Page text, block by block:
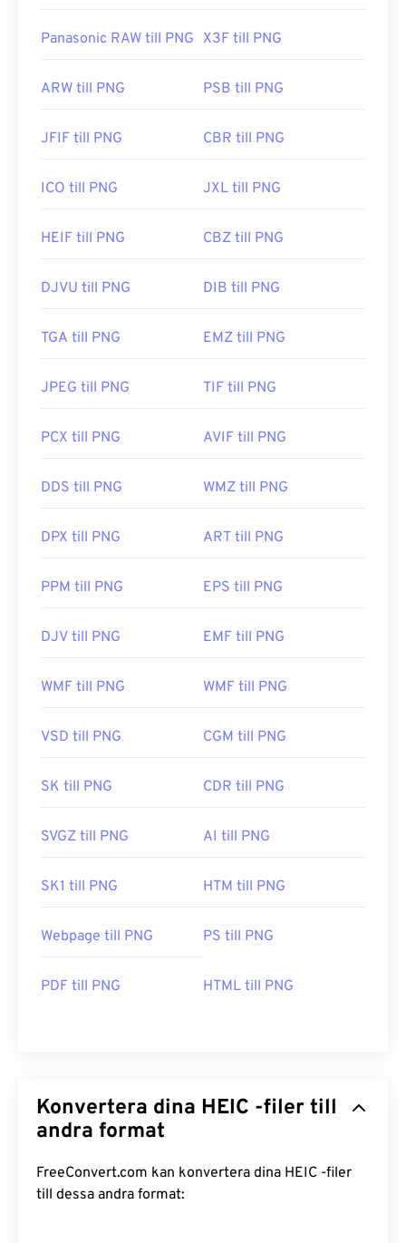
Panasonic RAW till PNG X3F till PNG
ARW till PNG PSB till PNG
JFIF till PNG CBR till PNG
ICO till PNG JXL till PNG
HEIF till PNG CBZ till PNG
DJVU till PNG DIB till PNG
TGA till PNG EMZ till PNG
JPEG till PNG TIF till PNG
PCX till PNG AVIF till PNG
DDS till PNG WMZ till PNG
DPX till PNG ART till PNG
PPM till PNG EPS till PNG
DJV till PNG EMF till PNG
WMF till PNG WMF till PNG
VSD till PNG CGM till PNG
SK till PNG CDR till PNG
SVGZ till PNG AI till PNG
SK1 till PNG HTM till PNG
Webpage till PNG PS till PNG
PDF till PNG HTML till PNG
Konvertera dina HEIC -filer till
andra format
FreeConvert.com kan konvertera dina HEIC -filer
till dessa andra format: